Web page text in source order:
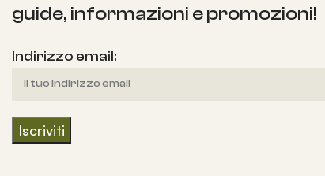
guide, informazioni e promozioni!
Indirizzo email: